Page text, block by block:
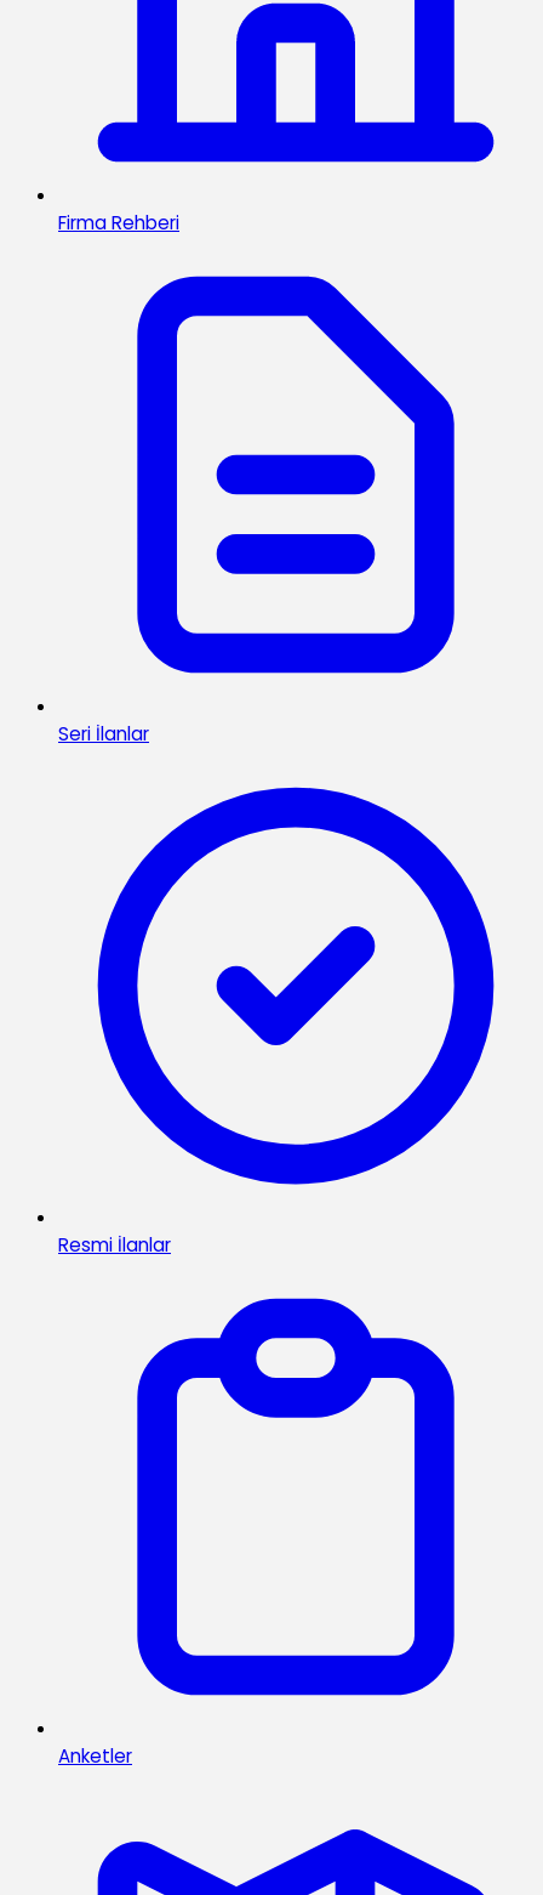
Firma Rehberi
Seri İlanlar
Resmi İlanlar
Anketler